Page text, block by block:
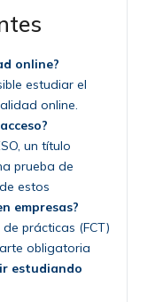
online?
estudiar el
online.
un título
prueba de
estos
empresas?
prácticas (FCT)
obligatoria
estudiando